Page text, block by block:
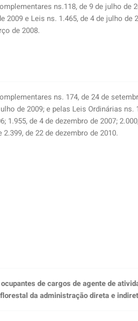
ns.118, de 9 de julho de
2009 e Leis ns. 1.465, de 4 de julho de
de 2008.
ns. 174, de 24 de
de 2009; e pelas Leis Ordinárias ns.
1.955, de 4 de dezembro de 2007;
2.399, de 22 de dezembro de 2010.
de cargos de agente de
da administração direta e